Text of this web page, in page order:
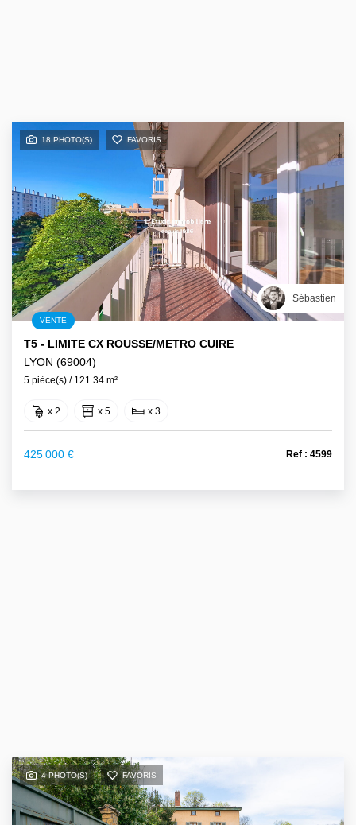
18 PHOTO(S) FAVORIS
Sébastien
VENTE
T5 - LIMITE CX ROUSSE/METRO CUIRE
LYON (69004)
5 pièce(s) / 121.34 m²
x 2 x 5 x 3
425 000 € Ref : 4599
4 PHOTO(S) FAVORIS